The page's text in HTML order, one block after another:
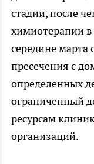
стадии, после
химиотерапии
середине марта
пресечения с
определенных
ограниченный
ресурсам
организаций.